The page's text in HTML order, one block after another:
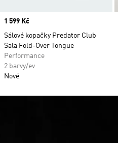
Price
1 599 Kč
Sálové kopačky Predator Club
Sala Fold-Over Tongue
Performance
2 barvy/ev
Nové